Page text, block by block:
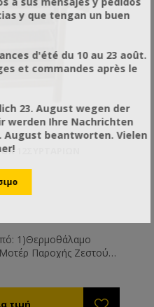
12ΣΥΡΤΑΡΙΏΝ
1)Θερμοθάλαμο
Παροχής Ζεστού
y que tengan un buen
d'été du 10 au 23 août.
et commandes après le
23. August wegen der
werden Ihre Nachrichten
August beantworten. Vielen